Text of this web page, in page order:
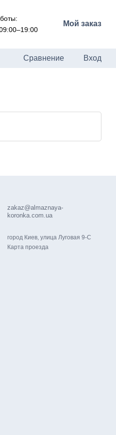
Мой заказ
Сравнение Вход
zakaz@almaznaya-
koronka.com.ua
город Киев, улица Луговая 9-С
Карта проезда